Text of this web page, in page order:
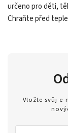
určeno pro děti,
Chraňte před
Vložte svůj